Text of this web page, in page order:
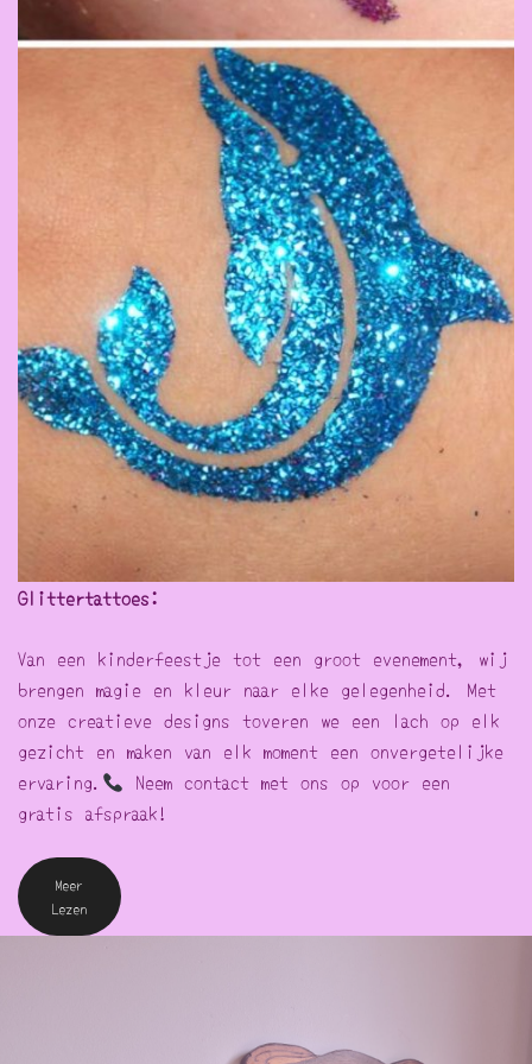
Glittertattoes:
Van een kinderfeestje tot een groot evenement, wij
brengen magie en kleur naar elke gelegenheid. Met
onze creatieve designs toveren we een lach op elk
gezicht en maken van elk moment een onvergetelijke
ervaring.
Neem contact met ons op voor een
gratis afspraak!
Meer
Lezen